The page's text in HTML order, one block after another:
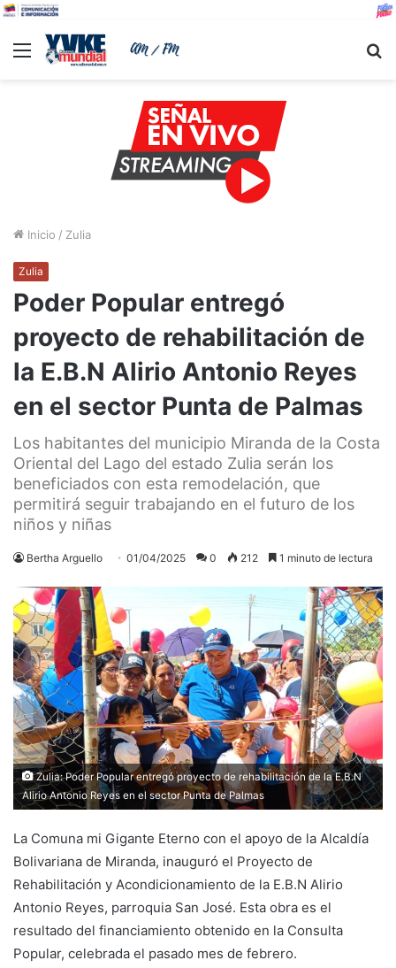
Menu
Inicio / Zulia
Zulia
Poder Popular entregó
proyecto de rehabilitación de
la E.B.N Alirio Antonio Reyes
en el sector Punta de Palmas
Los habitantes del municipio Miranda de la Costa
Oriental del Lago del estado Zulia serán los
beneficiados con esta remodelación, que
permitirá seguir trabajando en el futuro de los
niños y niñas
Bertha Arguello 01/04/2025 0 212 1 minuto de lectura
Zulia: Poder Popular entregó proyecto de rehabilitación de la E.B.N
Alirio Antonio Reyes en el sector Punta de Palmas
La Comuna mi Gigante Eterno con el apoyo de la Alcaldía
Bolivariana de Miranda, inauguró el Proyecto de
Rehabilitación y Acondicionamiento de la E.B.N Alirio
Antonio Reyes, parroquia San José. Esta obra es el
resultado del financiamiento obtenido en la Consulta
Popular, celebrada el pasado mes de febrero.